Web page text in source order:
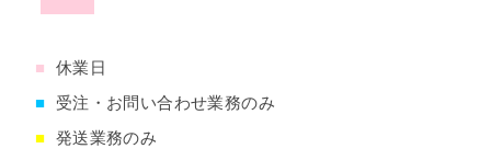
■
休業日
■
受注・お問い合わせ業務のみ
■ 発送業務のみ